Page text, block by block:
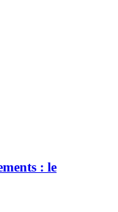
: le